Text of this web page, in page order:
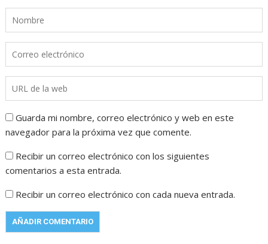
Guarda mi nombre, correo electrónico y web en este
navegador para la próxima vez que comente.
Recibir un correo electrónico con los siguientes
comentarios a esta entrada.
Recibir un correo electrónico con cada nueva entrada.